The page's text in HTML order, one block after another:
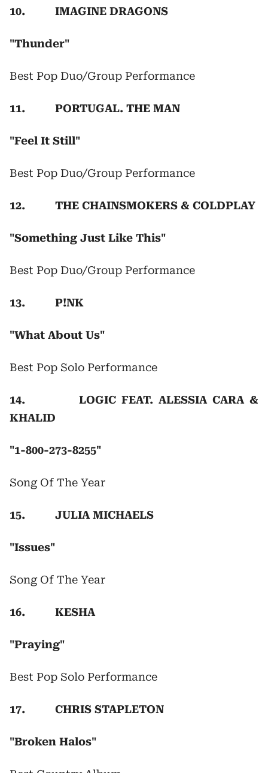
10. IMAGINE DRAGONS
"Thunder"
Best Pop Duo/Group Performance
11. PORTUGAL. THE MAN
"Feel It Still"
Best Pop Duo/Group Performance
12. THE CHAINSMOKERS & COLDPLAY
"Something Just Like This"
Best Pop Duo/Group Performance
13. P!NK
"What About Us"
Best Pop Solo Performance
14. LOGIC FEAT. ALESSIA CARA &
KHALID
"1-800-273-8255"
Song Of The Year
15. JULIA MICHAELS
"Issues"
Song Of The Year
16. KESHA
"Praying"
Best Pop Solo Performance
17. CHRIS STAPLETON
"Broken Halos"